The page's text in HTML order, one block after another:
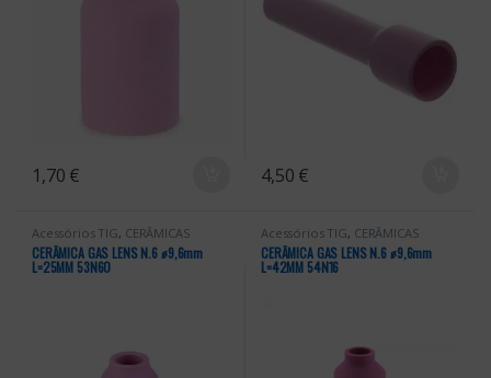
1,70 € 4,50 €
Acessórios TIG, CERÂMICAS
CERÂMICA GAS LENS N.6 ꬾ9,6mm
L=25MM 53N60
Acessórios TIG, CERÂMICAS
CERÂMICA GAS LENS N.6 ꬾ9,6mm
L=42MM 54N16